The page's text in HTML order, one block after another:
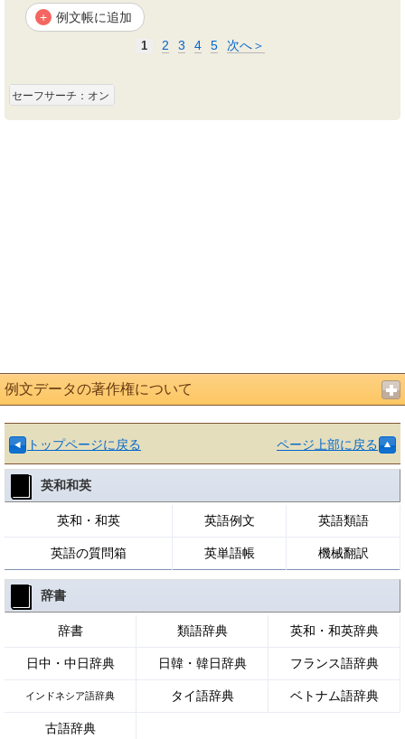
+ 例文帳に追加
1 2 3 4 5 次へ＞
セーフサーチ：オン
例文データの著作権について
トップページに戻る ページ上部に戻る
英和和英
英和・和英 英語例文 英語類語
英語の質問箱 英単語帳 機械翻訳
辞書
辞書 類語辞典 英和・和英辞典
日中・中日辞典 日韓・韓日辞典 フランス語辞典
インドネシア語辞典 タイ語辞典 ベトナム語辞典
古語辞典